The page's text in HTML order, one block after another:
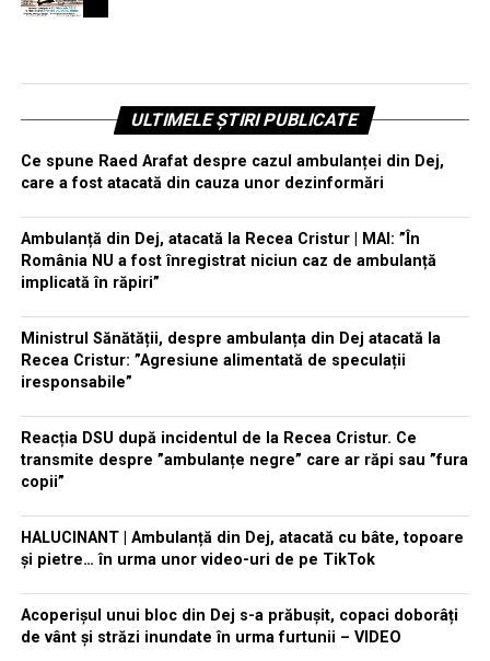
ULTIMELE ȘTIRI PUBLICATE
Ce spune Raed Arafat despre cazul ambulanței din Dej,
care a fost atacată din cauza unor dezinformări
Ambulanță din Dej, atacată la Recea Cristur | MAI: ”În
România NU a fost înregistrat niciun caz de ambulanță
implicată în răpiri”
Ministrul Sănătății, despre ambulanța din Dej atacată la
Recea Cristur: ”Agresiune alimentată de speculații
iresponsabile”
Reacția DSU după incidentul de la Recea Cristur. Ce
transmite despre ”ambulanțe negre” care ar răpi sau ”fura
copii”
HALUCINANT | Ambulanță din Dej, atacată cu bâte, topoare
și pietre… în urma unor video-uri de pe TikTok
Acoperișul unui bloc din Dej s-a prăbușit, copaci doborâți
de vânt și străzi inundate în urma furtunii – VIDEO